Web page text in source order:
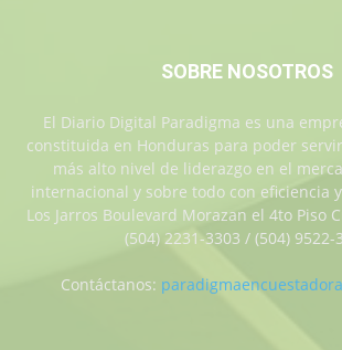
SOBRE NOSOTROS
El Diario Digital Paradigma es una
constituida en Honduras para poder
más alto nivel de liderazgo en el
internacional y sobre todo con eficiencia
Los Jarros Boulevard Morazan el 4to Piso
(504) 2231-3303 / (504) 9522-
Contáctanos: